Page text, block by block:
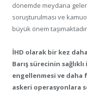
dönemde meydana
soruşturulması ve
büyük önem
İHD olarak bir kez
Barış sürecinin
engellenmesi ve daha
askeri operasyonlara